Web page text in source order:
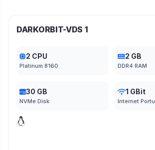
DARKORBIT-VDS 1
2 CPU
Platinum 8160
2 GB
DDR4 RAM
30 GB
NVMe Disk
1 GBit
Internet Portu